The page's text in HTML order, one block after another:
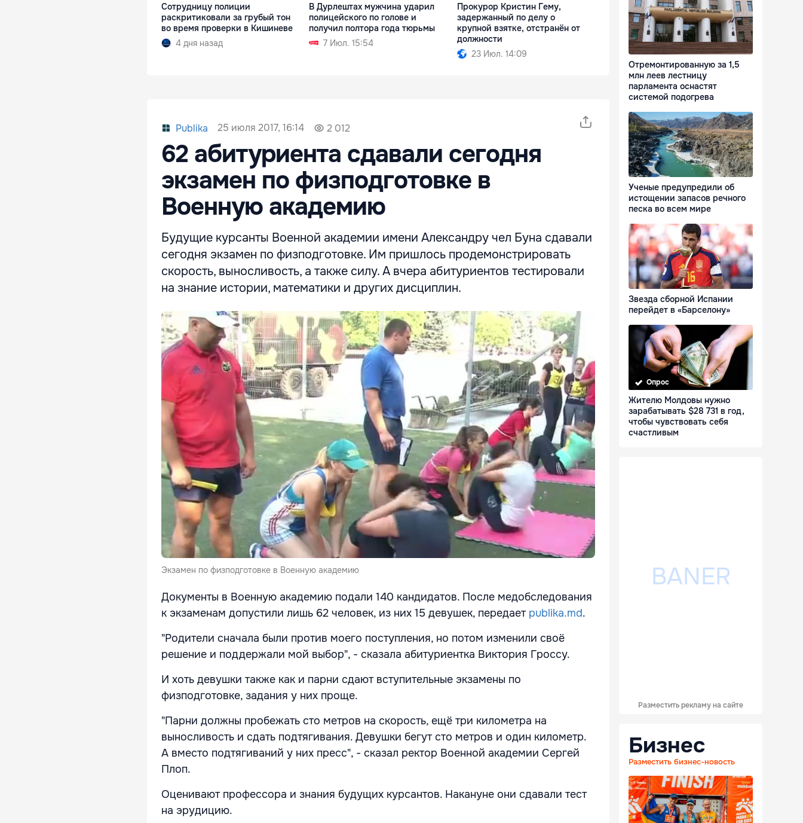
Сотрудницу полиции
раскритиковали за грубый тон
во время проверки в Кишиневе
4 дня назад
В Дурлештах мужчина ударил
полицейского по голове и
получил полтора года тюрьмы
7 Июл. 15:54
Прокурор Кристин Гему,
задержанный по делу о
крупной взятке, отстранён от
должности
23 Июл. 14:09
Publika 25 июля 2017, 16:14 2 012
62 абитуриента сдавали сегодня
экзамен по физподготовке в
Военную академию
Будущие курсанты Военной академии имени Александру чел Буна сдавали
сегодня экзамен по физподготовке. Им пришлось продемонстрировать
скорость, выносливость, а также силу. А вчера абитуриентов тестировали
на знание истории, математики и других дисциплин.
Экзамен по физподготовке в Военную академию
Документы в Военную академию подали 140 кандидатов. После медобследования
к экзаменам допустили лишь 62 человек, из них 15 девушек, передает publika.md.
"Родители сначала были против моего поступления, но потом изменили своё
решение и поддержали мой выбор", - сказала абитуриентка Виктория Гроссу.
И хоть девушки также как и парни сдают вступительные экзамены по
физподготовке, задания у них проще.
"Парни должны пробежать сто метров на скорость, ещё три километра на
выносливость и сдать подтягивания. Девушки бегут сто метров и один километр.
А вместо подтягиваний у них пресс", - сказал ректор Военной академии Сергей
Плоп.
Оценивают профессора и знания будущих курсантов. Накануне они сдавали тест
на эрудицию.
Отремонтированную за 1,5
млн леев лестницу
парламента оснастят
системой подогрева
Ученые предупредили об
истощении запасов речного
песка во всем мире
Звезда сборной Испании
перейдет в «Барселону»
Опрос
Жителю Молдовы нужно
зарабатывать $28 731 в год,
чтобы чувствовать себя
счастливым
Разместить рекламу на сайте
Бизнес
Разместить бизнес-новость